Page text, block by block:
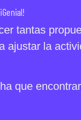
tantas
ajustar la
que